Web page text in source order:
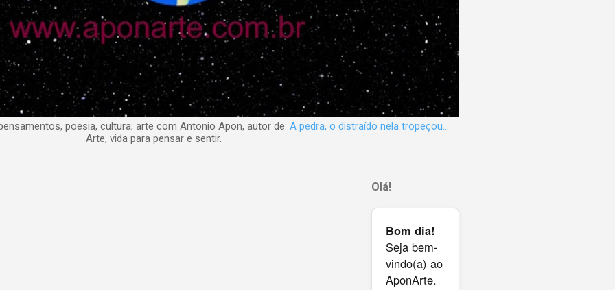
poesia, cultura; arte com Antonio Apon, autor de: A pedra, o distraído nela tropeçou...
Arte, vida para pensar e sentir.
Olá!
Bom dia!
Seja bem-
vindo(a) ao
AponArte.